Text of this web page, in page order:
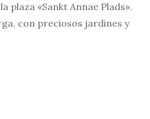
plaza «Sankt Annae Plads».
con preciosos jardines y